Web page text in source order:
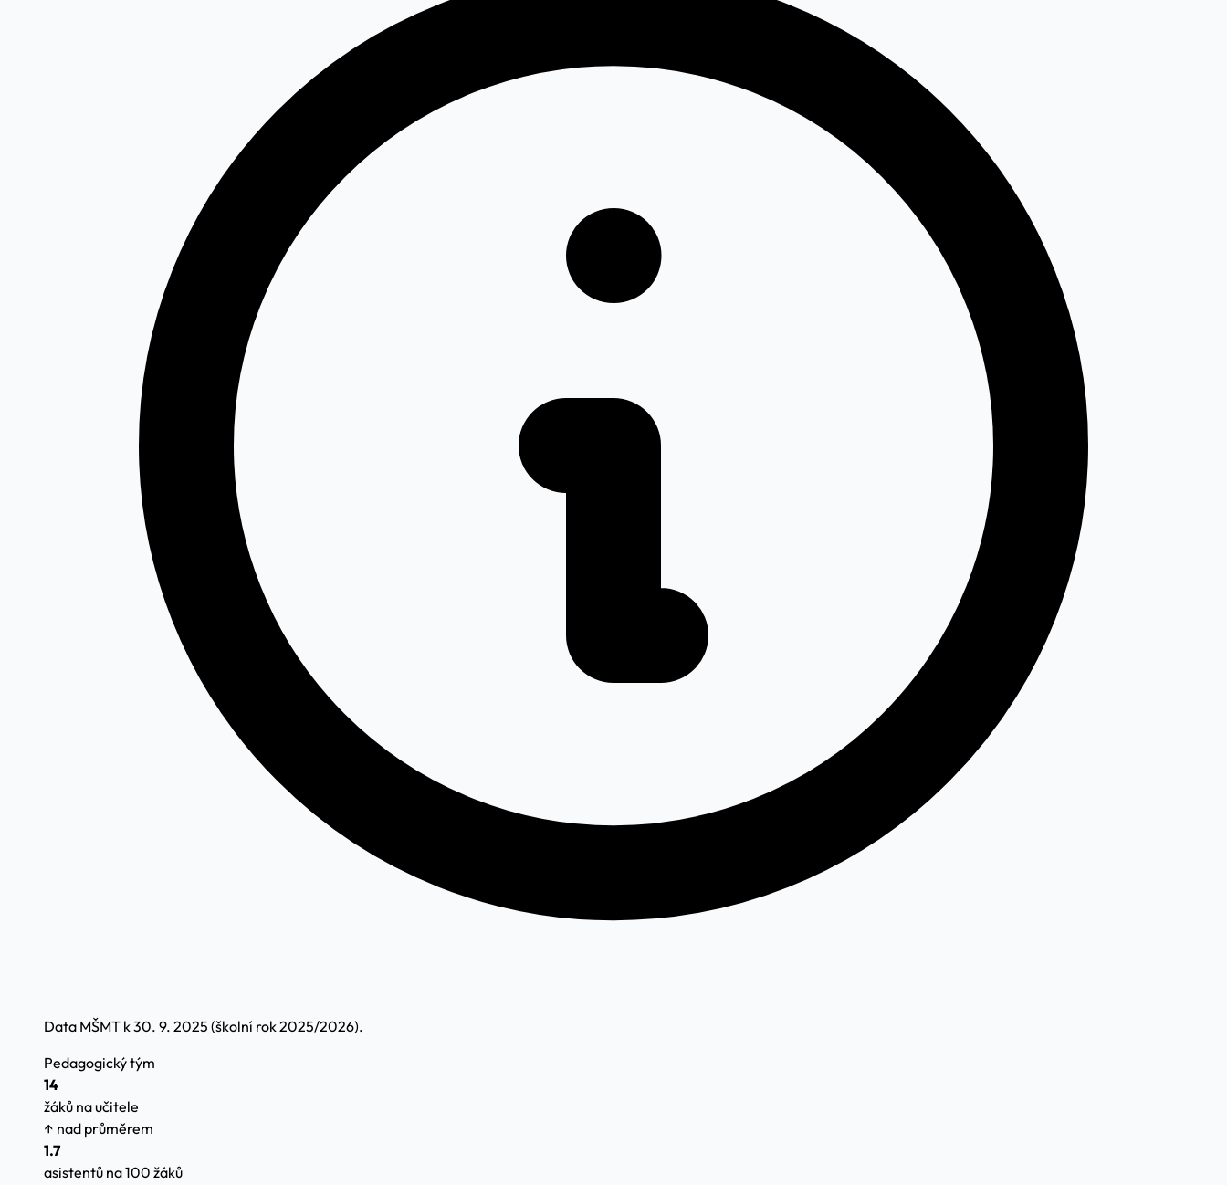
Data MŠMT k 30. 9. 2025 (školní rok 2025/2026).
Pedagogický tým
14
žáků na učitele
↑ nad průměrem
1.7
asistentů na 100 žáků